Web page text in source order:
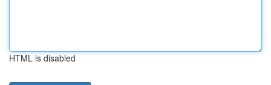
HTML is disabled